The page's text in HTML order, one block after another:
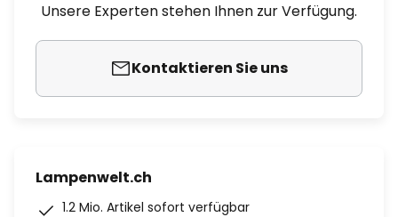
Unsere Experten stehen Ihnen zur Verfügung.
Kontaktieren Sie uns
Lampenwelt.ch
1.2 Mio. Artikel sofort verfügbar